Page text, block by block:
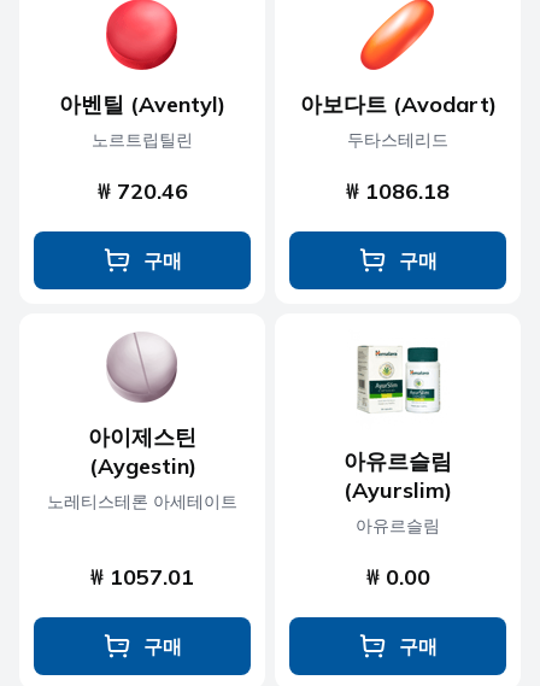
아벤틸 (Aventyl)
노르트립틸린
₩ 720.46
구매
아보다트 (Avodart)
두타스테리드
₩ 1086.18
구매
아이제스틴
(Aygestin)
노레티스테론 아세테이트
₩ 1057.01
구매
아유르슬림
(Ayurslim)
아유르슬림
₩ 0.00
구매